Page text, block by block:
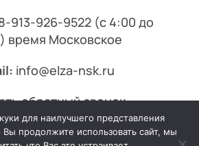
913-926-9522 (с 4:00 до
время Московское
info@elza-nsk.ru
обратный звонок
2013-2026 Эльза.
для наилучшего представления
Вы продолжите использовать сайт, мы